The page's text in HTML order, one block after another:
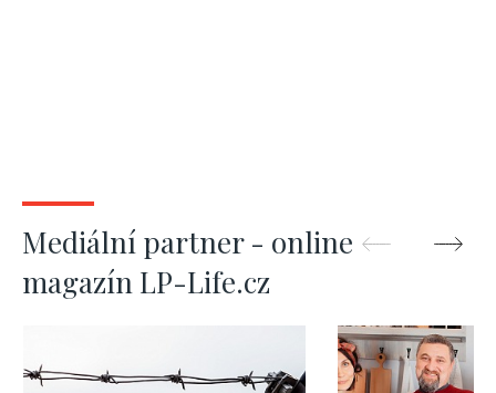
Mediální partner - online
magazín LP-Life.cz